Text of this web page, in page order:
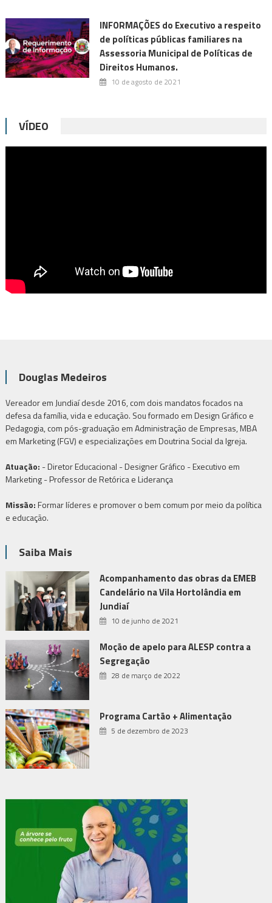
INFORMAÇÕES do Executivo a respeito
de políticas públicas familiares na
Assessoria Municipal de Políticas de
Direitos Humanos.
10 de agosto de 2021
VÍDEO
Douglas Medeiros
Vereador em Jundiaí desde 2016, com dois mandatos focados na
defesa da família, vida e educação. Sou formado em Design Gráfico e
Pedagogia, com pós-graduação em Administração de Empresas, MBA
em Marketing (FGV) e especializações em Doutrina Social da Igreja.
Atuação: - Diretor Educacional - Designer Gráfico - Executivo em
Marketing - Professor de Retórica e Liderança
Missão:Formar líderes e promover o bem comum por meio da política
e educação.
Saiba Mais
Acompanhamento das obras da EMEB
Candelário na Vila Hortolândia em
Jundiaí
10 de junho de 2021
Moção de apelo para ALESP contra a
Segregação
28 de março de 2022
Programa Cartão + Alimentação
5 de dezembro de 2023